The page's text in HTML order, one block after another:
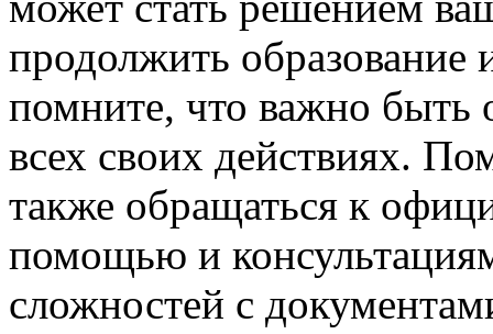
продолжить образование
помните, что важно быть
всех своих действиях.
также обращаться к
помощью и
сложностей с